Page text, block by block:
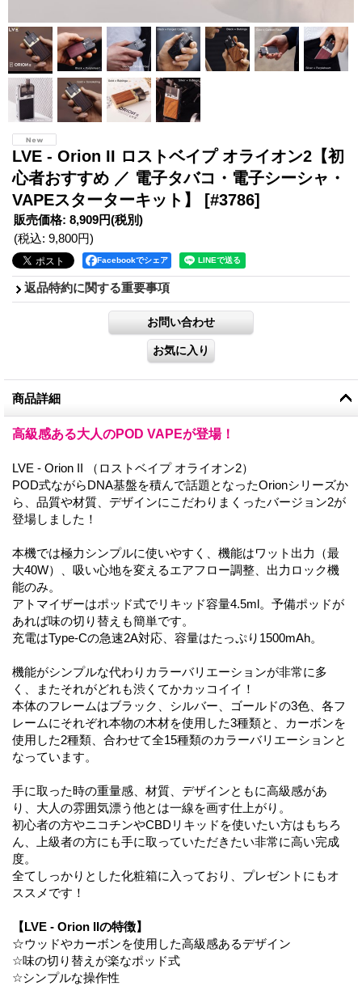
LVE - Orion II ロストベイプ オライオン2【初
心者おすすめ ／ 電子タバコ・電子シーシャ・
VAPEスターターキット】 [#3786]
販売価格: 8,909円(税別)
(税込: 9,800円)
Facebookでシェア
返品特約に関する重要事項
商品詳細
高級感ある大人のPOD VAPEが登場！
LVE - Orion II （ロストベイプ オライオン2）
POD式ながらDNA基盤を積んで話題となったOrionシリーズか
ら、品質や材質、デザインにこだわりまくったバージョン2が
登場しました！
本機では極力シンプルに使いやすく、機能はワット出力（最
大40W）、吸い心地を変えるエアフロー調整、出力ロック機
能のみ。
アトマイザーはポッド式でリキッド容量4.5ml。予備ポッドが
あれば味の切り替えも簡単です。
充電はType-Cの急速2A対応、容量はたっぷり1500mAh。
機能がシンプルな代わりカラーバリエーションが非常に多
く、またそれがどれも渋くてかカッコイイ！
本体のフレームはブラック、シルバー、ゴールドの3色、各フ
レームにそれぞれ本物の木材を使用した3種類と、カーボンを
使用した2種類、合わせて全15種類のカラーバリエーションと
なっています。
手に取った時の重量感、材質、デザインともに高級感があ
り、大人の雰囲気漂う他とは一線を画す仕上がり。
初心者の方やニコチンやCBDリキッドを使いたい方はもちろ
ん、上級者の方にも手に取っていただきたい非常に高い完成
度。
全てしっかりとした化粧箱に入っており、プレゼントにもオ
ススメです！
【LVE - Orion IIの特徴】
☆ウッドやカーボンを使用した高級感あるデザイン
☆味の切り替えが楽なポッド式
☆シンプルな操作性